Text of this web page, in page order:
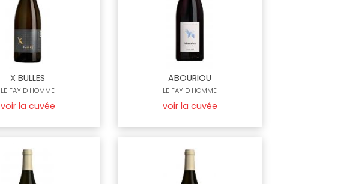
X BULLES
LE FAY D HOMME
voir la cuvée
ABOURIOU
LE FAY D HOMME
voir la cuvée